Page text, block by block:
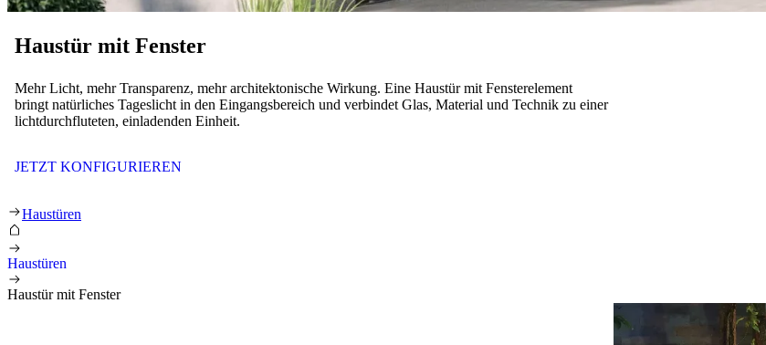
Haustür mit Fenster
Mehr Licht, mehr Transparenz, mehr architektonische Wirkung. Eine Haustür mit Fensterelement
bringt natürliches Tageslicht in den Eingangsbereich und verbindet Glas, Material und Technik zu einer
lichtdurchfluteten, einladenden Einheit.
JETZT KONFIGURIEREN
Haustür mit Fenster
Haustüren
Haustüren
Haustür mit Fenster